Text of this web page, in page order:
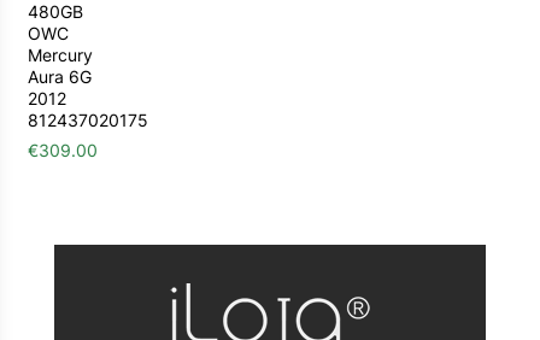
480GB
OWC
Mercury
Aura 6G
2012
812437020175
€309.00